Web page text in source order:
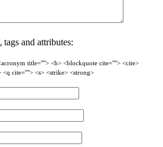
tags and attributes:
title=""> <b> <blockquote cite=""> <cite>
cite=""> <s> <strike> <strong>